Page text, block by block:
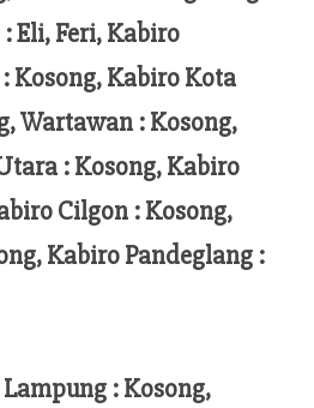
:Eli, Feri, Kabiro
Kosong, Kabiro Kota
Wartawan : Kosong,
: Kosong, Kabiro
Cilgon : Kosong,
Kabiro Pandeglang :
:Kosong,